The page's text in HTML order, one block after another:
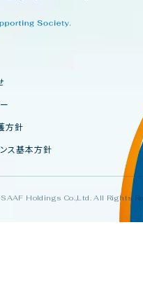
方針
ス基本方針
Holdings Co.,Ltd. All Rights